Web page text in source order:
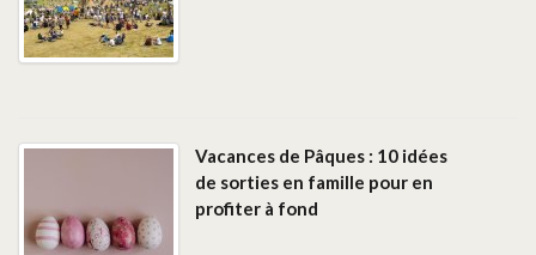
Vacances de Pâques : 10 idées
de sorties en famille pour en
profiter à fond